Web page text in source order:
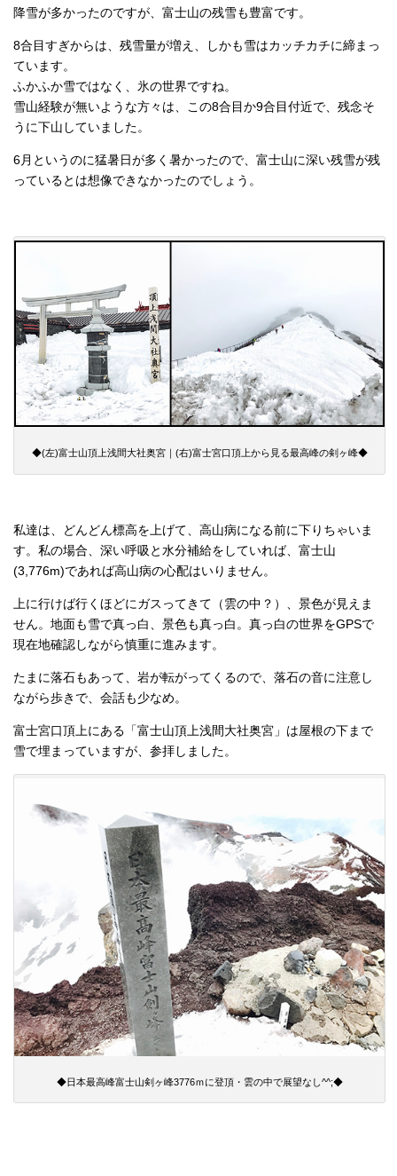
降雪が多かったのですが、富士山の残雪も豊富です。
8合目すぎからは、残雪量が増え、しかも雪はカッチカチに締まっ
ています。
ふかふか雪ではなく、氷の世界ですね。
雪山経験が無いような方々は、この8合目か9合目付近で、残念そ
うに下山していました。
6月というのに猛暑日が多く暑かったので、富士山に深い残雪が残
っているとは想像できなかったのでしょう。
◆(左)富士山頂上浅間大社奥宮｜(右)富士宮口頂上から見る最高峰の剣ヶ峰◆
私達は、どんどん標高を上げて、高山病になる前に下りちゃいま
す。私の場合、深い呼吸と水分補給をしていれば、富士山
(3,776m)であれば高山病の心配はいりません。
上に行けば行くほどにガスってきて（雲の中？）、景色が見えま
せん。地面も雪で真っ白、景色も真っ白。真っ白の世界をGPSで
現在地確認しながら慎重に進みます。
たまに落石もあって、岩が転がってくるので、落石の音に注意し
ながら歩きで、会話も少なめ。
富士宮口頂上にある「富士山頂上浅間大社奥宮」は屋根の下まで
雪で埋まっていますが、参拝しました。
◆日本最高峰富士山剣ヶ峰3776ｍに登頂・雲の中で展望なし^^;◆